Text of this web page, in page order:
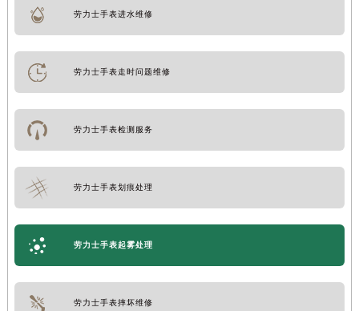
劳力士手表进水维修
劳力士手表走时问题维修
劳力士手表检测服务
劳力士手表划痕处理
劳力士手表起雾处理
劳力士手表摔坏维修